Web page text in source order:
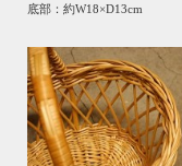
底部：約W18×D13cm